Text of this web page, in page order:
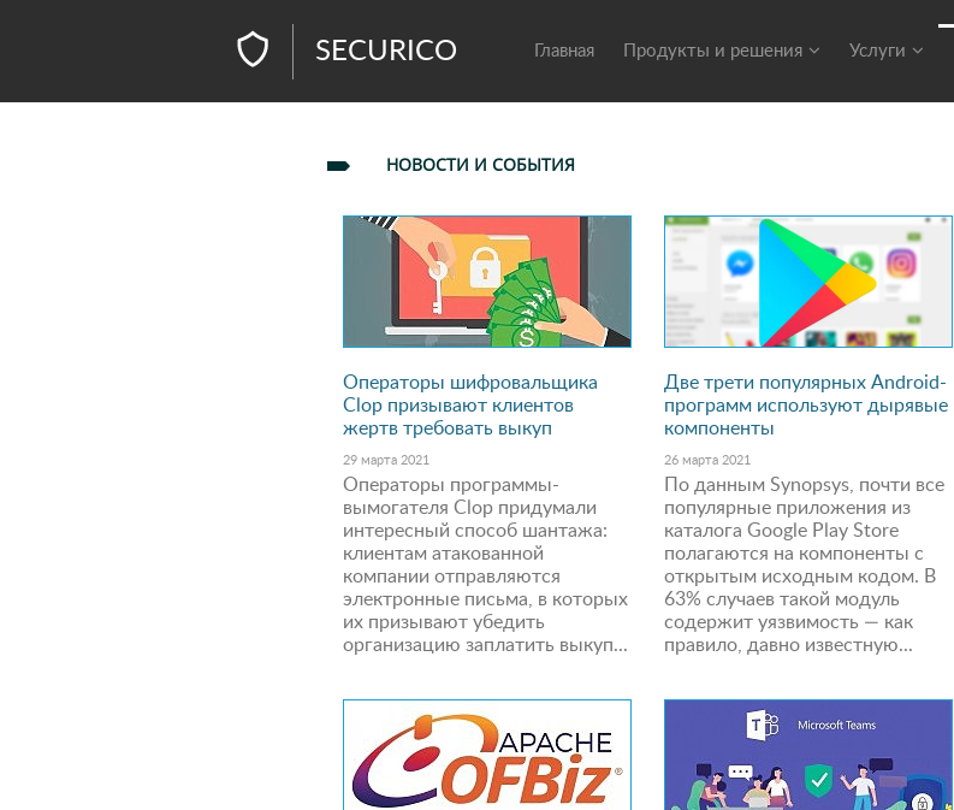
SECURICO Главная Продукты и решения Услуги
НОВОСТИ И СОБЫТИЯ
Операторы шифровальщика
Clop призывают клиентов
жертв требовать выкуп
29 марта 2021
Операторы программы-
вымогателя Clop придумали
интересный способ шантажа:
клиентам атакованной
компании отправляются
электронные письма, в которых
их призывают убедить
организацию заплатить выкуп...
Две трети популярных Android-
программ используют дырявые
компоненты
26 марта 2021
По данным Synopsys, почти все
популярные приложения из
каталога Google Play Store
полагаются на компоненты с
открытым исходным кодом. В
63% случаев такой модуль
содержит уязвимость — как
правило, давно известную...